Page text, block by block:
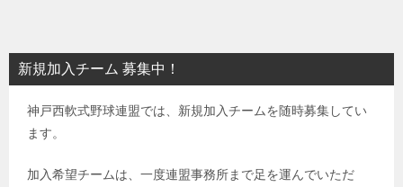
ビ
ゲ
新規加入チーム 募集中！
神戸西軟式野球連盟では、新規加入チームを随時募集してい
ます。
加入希望チームは、一度連盟事務所まで足を運んでいただ